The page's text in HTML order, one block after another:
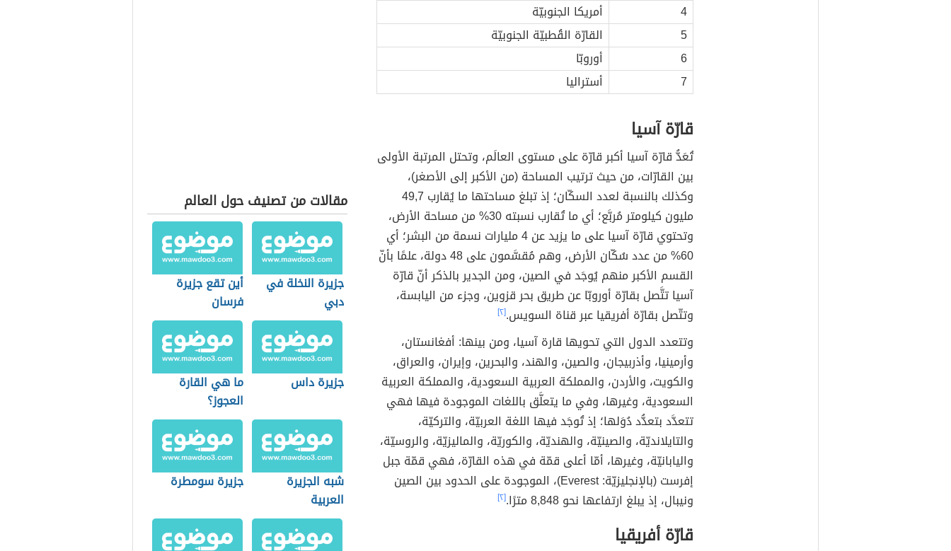
4
أمريكا الجنوبيّة
5
القارّة القُطبيّة الجنوبيّة
6
أوروبّا
7
أستراليا
قارّة آسيا
تُعَدُّ قارّة آسيا أكبر قارّة على مستوى العالَم، وتحتل المرتبة الأولى
بين القارّات، من حيث ترتيب المساحة (من الأكبر إلى الأصغر)،
وكذلك بالنسبة لعدد السكّان؛ إذ تبلغ مساحتها ما يُقارب 49,7
مليون كيلومتر مُربَّع؛ أي ما تُقارب نسبته 30% من مساحة الأرض،
وتحتوي قارّة آسيا على ما يزيد عن 4 مليارات نسمة من البشر؛ أي
60% من عدد سُكّان الأرض، وهم مُقسَّمون على 48 دولة، علمًا بأنّ
القسم الأكبر منهم يُوجَد في الصين، ومن الجدير بالذكر أنّ قارّة
آسيا تتَّصل بقارّة أوروبّا عن طريق بحر قزوين، وجزء من اليابسة،
وتتّصل بقارّة أفريقيا عبر قناة السويس.[٢]
وتتعدد الدول التي تحويها قارة آسيا، ومن بينها: أفغانستان،
وأرمينيا، وأذربيجان، والصين، والهند، والبحرين، وإيران، والعراق،
والكويت، والأردن، والمملكة العربية السعودية، والمملكة العربية
السعودية، وغيرها، وفي ما يتعلَّق باللغات الموجودة فيها فهي
تتعدَّد بتعدُّد دُوَلها؛ إذ تُوجَد فيها اللغة العربيّة، والتركيّة،
والتايلانديّة، والصينيّة، والهنديّة، والكوريّة، والماليزيّة، والروسيّة،
واليابانيّة، وغيرها، أمّا أعلى قمّة في هذه القارّة، فهي قمّة جبل
إفرست (بالإنجليزيّة: Everest)، الموجودة على الحدود بين الصين
ونيبال، إذ يبلغ ارتفاعها نحو 8,848 مترًا.
[٢]
قارّة أفريقيا
مقالات من تصنيف حول العالم
جزيرة النخلة في
دبي
أين تقع جزيرة
فرسان
جزيرة داس
ما هي القارة
العجوز؟
شبه الجزيرة
العربية
جزيرة سومطرة